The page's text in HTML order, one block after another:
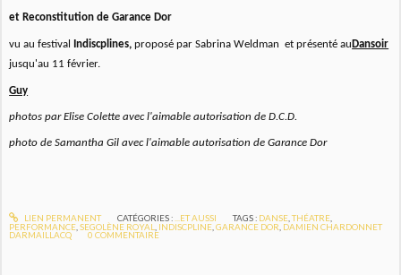
et Reconstitution de Garance Dor
vu au festival Indiscplines,proposé parSabrina Weldman etprésenté au Dansoir
jusqu'au 11 février.
Guy
photos par Elise Colette avec l'aimable autorisation de D.C.D.
photo de Samantha Gil avec l'aimable autorisation de Garance Dor
LIEN PERMANENT CATÉGORIES : ...ET AUSSI TAGS : DANSE ,THÉATRE
PERFORMANCE ,SEGOLÈNE ROYAL INDISCPLINE ,GARANCE DOR DAMIEN CHARDONNET
DARMAILLACQ 0 COMMENTAIRE